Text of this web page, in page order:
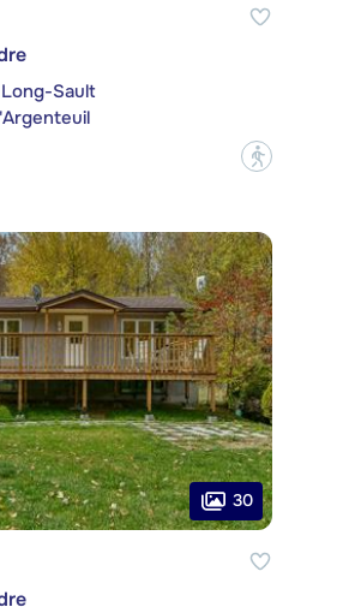
Sault
?
30